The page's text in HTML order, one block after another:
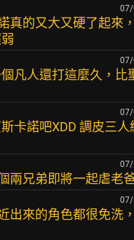
07/
真的又大又硬了起來
07/
凡人還打這麼久，比
07/
卡諾吧XDD 調皮三
07/
兩兄弟即將一起虐老
07/
出來的角色都很免洗